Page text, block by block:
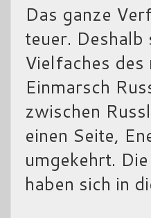
Das ganze
teuer.
Vielfaches
Einmarsch
zwischen
einen Seite,
umgekehrt.
haben sich in